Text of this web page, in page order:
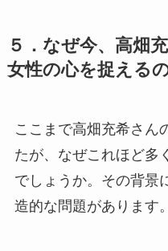
５．なぜ今、高畑
女性の心を捉える
ここまで高畑充希さん
たが、なぜこれほど多
でしょうか。その背景
造的な問題があります。